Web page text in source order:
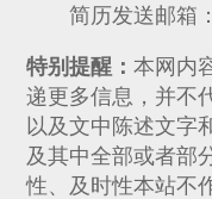
简历发送邮箱：
特别提醒：本网内
递更多信息，并不
以及文中陈述文字
及其中全部或者部
性、及时性本站不